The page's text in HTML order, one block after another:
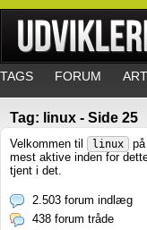
TAGS FORUM
Tag: linux - Side 25
Velkommen til linux
mest aktive inden for
tjent i det.
2.503 forum indlæg
438 forum tråde